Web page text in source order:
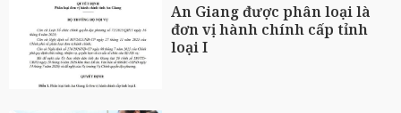
An Giang được phân loại là
đơn vị hành chính cấp tỉnh
loại I